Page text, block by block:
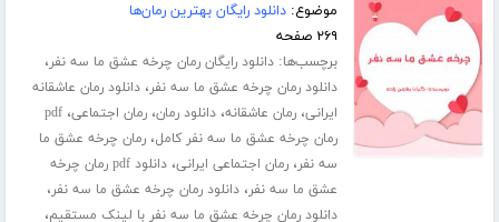
موضوع:دانلود رایگان بهترین رمان‌ها
۲۶۹ صفحه
برچسب‌ها:دانلود رایگان رمان چرخه عشق ما سه نفر،
دانلود رمان چرخه عشق ما سه نفر،دانلود رمان عاشقانه
ایرانی،رمان عاشقانه،دانلود رمان،رمان اجتماعی،pdf
رمان چرخه عشق ما سه نفر کامل،رمان چرخه عشق ما
سه نفر،رمان اجتماعی ایرانی،
دانلود pdf رمان چرخه
عشق ما سه نفر،دانلود رمان چرخه عشق ما سه نفر،
دانلود رمان چرخه عشق ما سه نفر با لینک مستقیم،